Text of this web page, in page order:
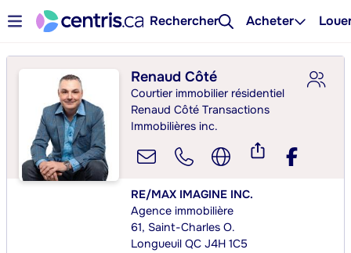
Rechercher Acheter
Renaud Côté
Courtier immobilier résidentiel
Renaud Côté Transactions
Immobilières inc.
RE/MAX IMAGINE INC.
Agence immobilière
61, Saint-Charles O.
Longueuil QC J4H 1C5